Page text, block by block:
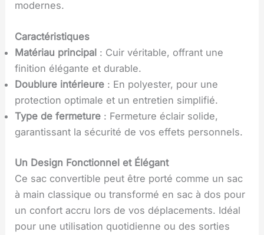
modernes.
Caractéristiques
Matériau principal : Cuir véritable, offrant une
finition élégante et durable.
Doublure intérieure : En polyester, pour une
protection optimale et un entretien simplifié.
Type de fermeture : Fermeture éclair solide,
garantissant la sécurité de vos effets personnels.
Un Design Fonctionnel et Élégant
Ce sac convertible peut être porté comme un sac
à main classique ou transformé en sac à dos pour
un confort accru lors de vos déplacements. Idéal
pour une utilisation quotidienne ou des sorties